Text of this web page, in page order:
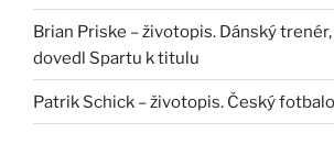
Brian Priske – životopis. Dánský
dovedl Spartu k titulu
Patrik Schick – životopis. Český